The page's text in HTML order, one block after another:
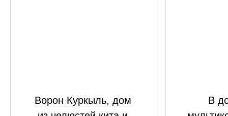
Ворон Куркыль, дом
В